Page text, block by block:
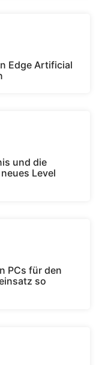
Edge Artificial
und die
Level
PCs für den
so